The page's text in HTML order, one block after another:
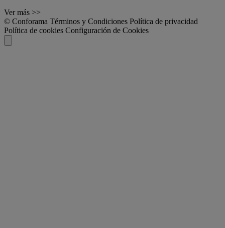
Ver más >>
© Conforama Términos y Condiciones Política de privacidad
Política de cookies Configuración de Cookies